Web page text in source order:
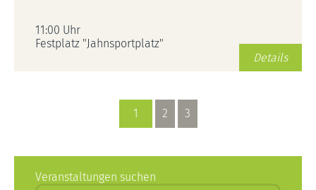
11:00 Uhr
Festplatz "Jahnsportplatz"
Details
1 2 3
Veranstaltungen suchen